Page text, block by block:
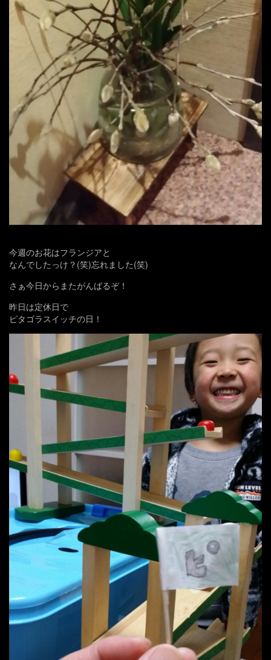
今週のお花はフランジアと
なんでしたっけ？(笑)忘れました(笑)
さぁ今日からまたがんばるぞ！
昨日は定休日で
ピタゴラスイッチの日！